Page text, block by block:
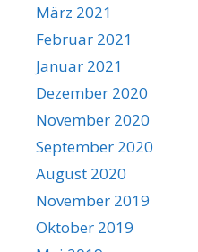
März 2021
Februar 2021
Januar 2021
Dezember 2020
November 2020
September 2020
August 2020
November 2019
Oktober 2019